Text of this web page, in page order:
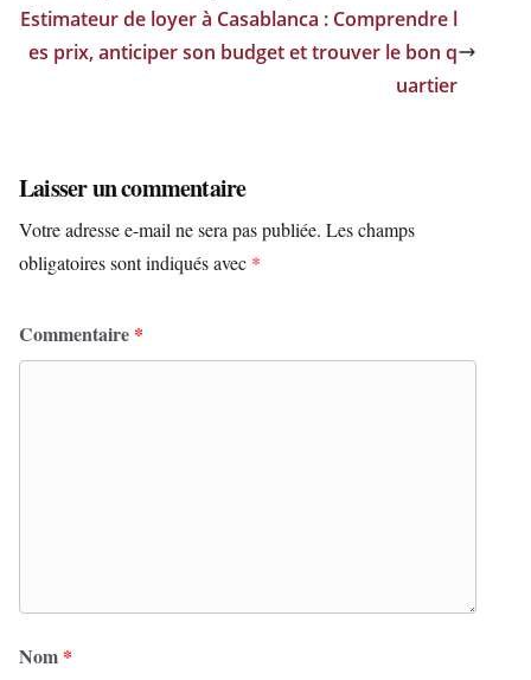
Estimateur de loyer à Casablanca : Comprendre l
es prix, anticiper son budget et trouver le bon q
uartier
Laisser un commentaire
Votre adresse e-mail ne sera pas publiée. Les champs
obligatoires sont indiqués avec *
Commentaire *
Nom *